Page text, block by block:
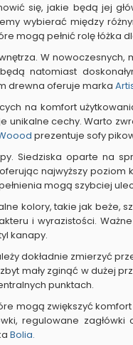
się, jakie będą jej
wybierać między
mogą pełnić rolę łóżka
W
natomiast
drewna oferuje marka
na komfort
cechy. Warto
prezentuje sofy
Siedziska oparte na
najwyższy
mogą szybciej
kolory, takie jak beże,
i wyrazistości.
kanapy.
dokładnie zmierzyć
mały zginąć w dużej
punktach.
mogą zwiększyć
regulowane
Bolia.